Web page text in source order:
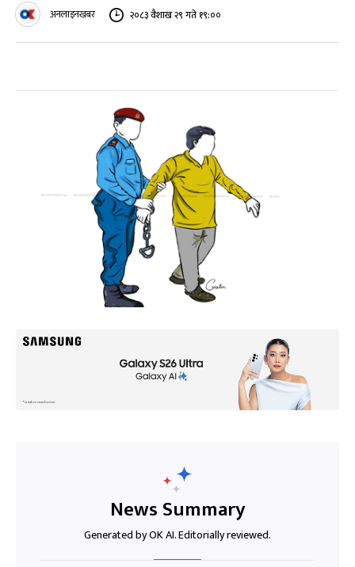
अनलाइनखबर २०८३ वैशाख २९ गते १९:००
News Summary
Generated by OK AI. Editorially reviewed.